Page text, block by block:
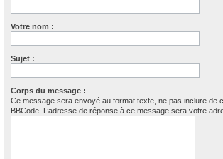
Votre nom :
Sujet :
Corps du message :
Ce message sera envoyé au format texte, ne pas inclure de
BBCode. L’adresse de réponse à ce message sera votre